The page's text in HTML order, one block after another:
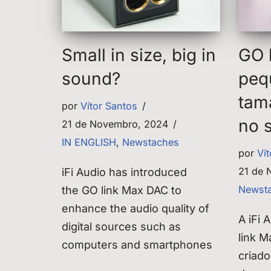
Small in size, big in
sound?
por Vítor Santos
21 de Novembro, 2024
IN ENGLISH, Newstaches
iFi Audio has introduced
the GO link Max DAC to
enhance the audio quality of
digital sources such as
computers and smartphones
GO
no
por
21 de
A iFi
link